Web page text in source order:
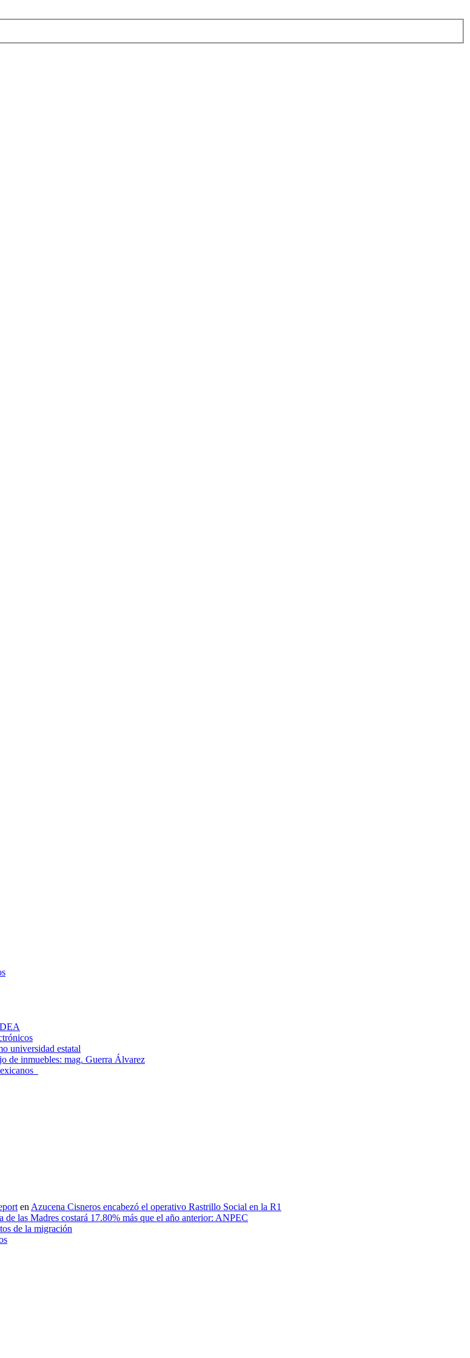
universidad estatal
de inmuebles: mag. Guerra Álvarez
en Azucena Cisneros encabezó el operativo Rastrillo Social en la R1
de las Madres costará 17.80% más que el año anterior: ANPEC
de la migración